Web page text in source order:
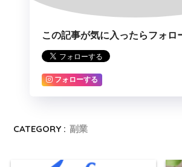
この記事が気に入ったらフォロ
フォローする
CATEGORY : 副業